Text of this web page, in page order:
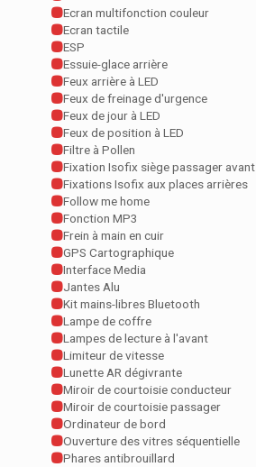
Ecran multifonction couleur
Ecran tactile
ESP
Essuie-glace arrière
Feux arrière à LED
Feux de freinage d'urgence
Feux de jour à LED
Feux de position à LED
Filtre à Pollen
Fixation Isofix siège passager avant
Fixations Isofix aux places arrières
Follow me home
Fonction MP3
Frein à main en cuir
GPS Cartographique
Interface Media
Jantes Alu
Kit mains-libres Bluetooth
Lampe de coffre
Lampes de lecture à l'avant
Limiteur de vitesse
Lunette AR dégivrante
Miroir de courtoisie conducteur
Miroir de courtoisie passager
Ordinateur de bord
Ouverture des vitres séquentielle
Phares antibrouillard